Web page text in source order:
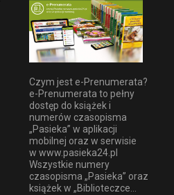
Czym jest e-Prenumerata?
e-Prenumerata to pełny
dostęp do książek i
numerów czasopisma
„Pasieka” w aplikacji
mobilnej oraz w serwisie
w www.pasieka24.pl
Wszystkie numery
czasopisma „Pasieka” oraz
książek w „Biblioteczce...